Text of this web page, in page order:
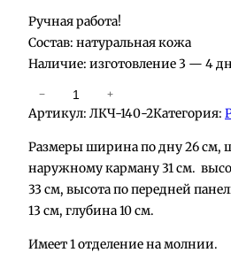
Ручная работа!
Состав: натуральная кожа
Наличие: изготовление 3 — 4
о
л
ч
е
т
− +
Артикул: ЛКЧ-140-2Категория:
Размеры ширина по дну 26 см,
наружному карману 31 см.
33 см, высота по передней
13 см, глубина 10 см.
Имеет 1 отделение на молнии.